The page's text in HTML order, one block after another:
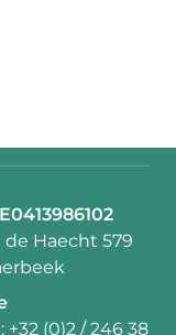
Haecht 579
+32 (0)2 / 246 38